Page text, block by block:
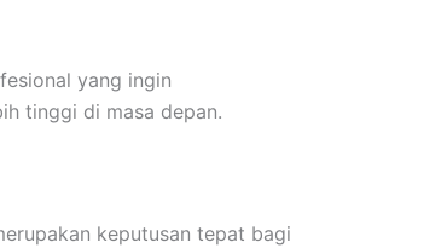
yang ingin
tinggi di masa depan.
keputusan tepat bagi